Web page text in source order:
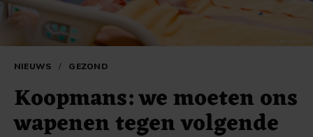
NIEUWS / GEZOND
Koopmans: we moeten ons
wapenen tegen volgende